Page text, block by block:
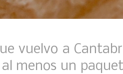
vuelvo a
menos un